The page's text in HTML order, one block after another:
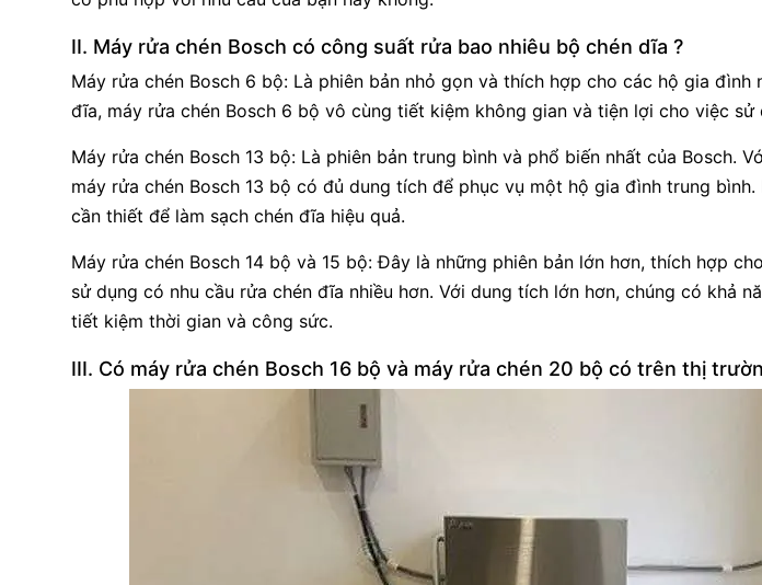
II. Máy rửa chén Bosch có công suất rửa bao nhiêu bộ chén dĩa ?
Máy rửa chén Bosch 6 bộ: Là phiên bản nhỏ gọn và thích hợp cho các hộ gia đình
đĩa, máy rửa chén Bosch 6 bộ vô cùng tiết kiệm không gian và tiện lợi cho việc sử
Máy rửa chén Bosch 13 bộ: Là phiên bản trung bình và phổ biến nhất của Bosch.
máy rửa chén Bosch 13 bộ có đủ dung tích để phục vụ một hộ gia đình trung
cần thiết để làm sạch chén đĩa hiệu quả.
Máy rửa chén Bosch 14 bộ và 15 bộ: Đây là những phiên bản lớn hơn, thích hợp
sử dụng có nhu cầu rửa chén đĩa nhiều hơn. Với dung tích lớn hơn, chúng có khả
tiết kiệm thời gian và công sức.
III. Có máy rửa chén Bosch 16 bộ và máy rửa chén 20 bộ có trên thị